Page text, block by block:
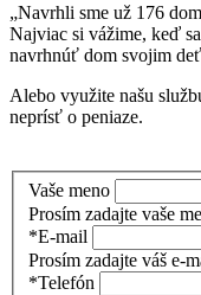
„Navrhli sme už 176
Najviac si vážime, keď
navrhnúť dom svojim
Alebo využite našu
neprísť o peniaze.
Vaše meno
Prosím zadajte vaše
*E-mail
Prosím zadajte váš e-
*Telefón